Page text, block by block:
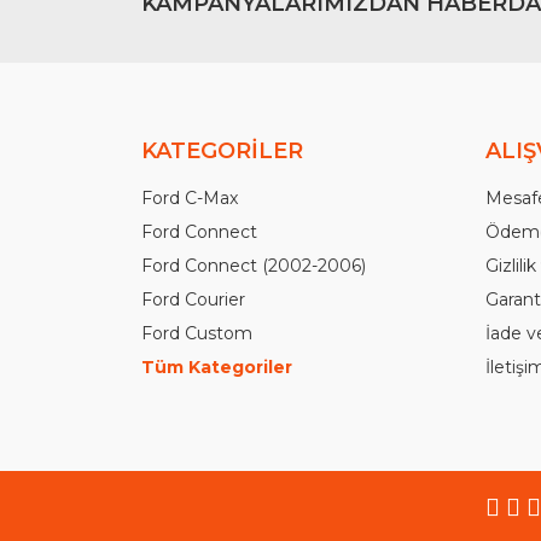
KATEGORİLER
Ford C-Max
Ford Connect
Ford Connect (2002-2006)
Ford Courier
Ford Custom
Tüm Kategoriler
İade